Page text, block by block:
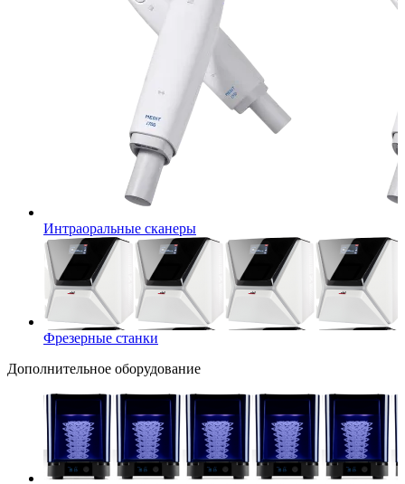
Интраоральные сканеры
Фрезерные станки
Дополнительное оборудование